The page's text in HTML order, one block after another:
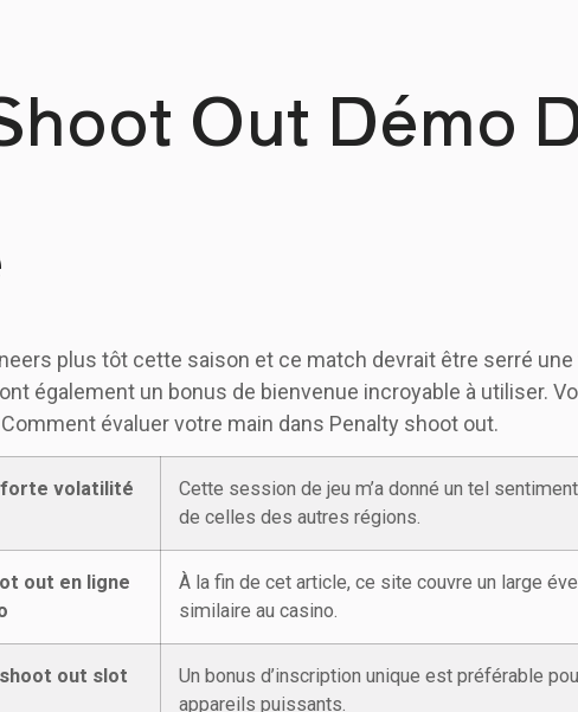
Out Démo
plus tôt cette saison et ce match devrait être serré
également un bonus de bienvenue incroyable à utiliser.
évaluer votre main dans Penalty shoot out.
forte volatilité
Cette session de jeu m’a donné un tel
de celles des autres régions.
out en ligne
À la fin de cet article, ce site couvre un large
similaire au casino.
out slot
Un bonus d’inscription unique est préférable
appareils puissants.